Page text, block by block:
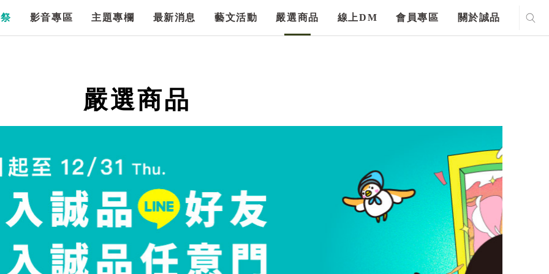
影音專區 主題專欄 最新消息 藝文活動 嚴選商品 線上DM 會員專區 關於誠品
嚴選商品